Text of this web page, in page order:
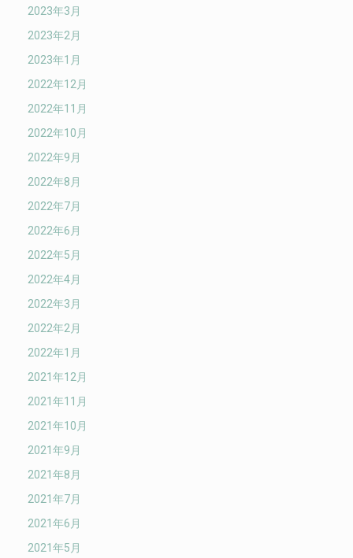
2023年3月
2023年2月
2023年1月
2022年12月
2022年11月
2022年10月
2022年9月
2022年8月
2022年7月
2022年6月
2022年5月
2022年4月
2022年3月
2022年2月
2022年1月
2021年12月
2021年11月
2021年10月
2021年9月
2021年8月
2021年7月
2021年6月
2021年5月